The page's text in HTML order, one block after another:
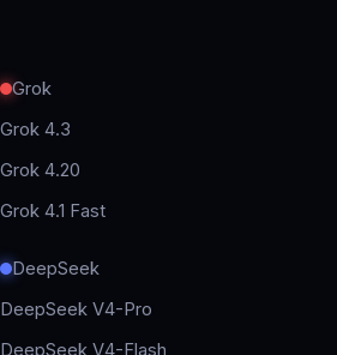
Grok
Grok 4.3
Grok 4.20
Grok 4.1 Fast
DeepSeek
DeepSeek V4-Pro
DeepSeek V4-Flash